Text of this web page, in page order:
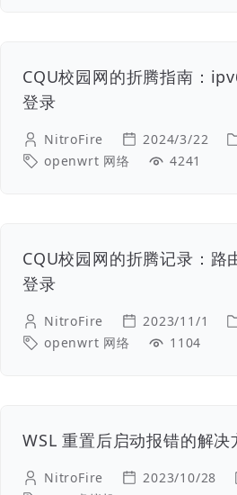
CQU校园网的折腾指南：
登录
NitroFire 2024/3/22
openwrt 网络
4241
CQU校园网的折腾记录：路
登录
NitroFire 2023/11/1
openwrt 网络
1104
WSL 重置后启动报错的解决
NitroFire 2023/10/28